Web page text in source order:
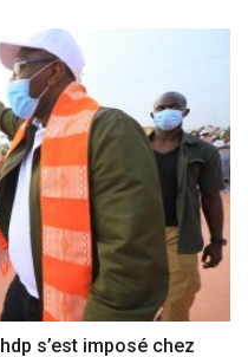
s’est imposé chez